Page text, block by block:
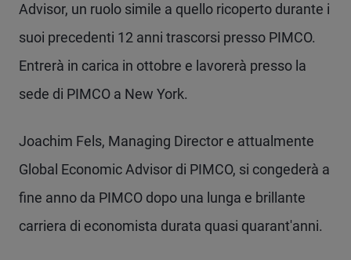
Advisor, un ruolo simile a quello ricoperto durante i
suoi precedenti 12 anni trascorsi presso PIMCO.
Entrerà in carica in ottobre e lavorerà presso la
sede di PIMCO a New York.
Joachim Fels, Managing Director e attualmente
Global Economic Advisor di PIMCO, si congederà a
fine anno da PIMCO dopo una lunga e brillante
carriera di economista durata quasi quarant'anni.